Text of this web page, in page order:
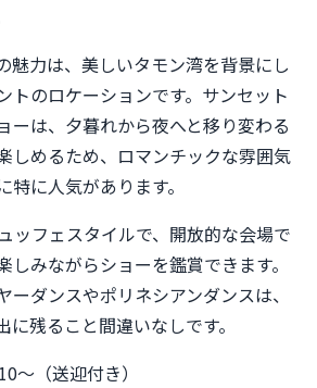
魅力は、美しいタモン湾を背景にし
トのロケーションです。サンセット
ーは、夕暮れから夜へと移り変わる
しめるため、ロマンチックな雰囲気
に人気があります。
ッフェスタイルで、開放的な会場で
しみながらショーを鑑賞できます。
ーダンスやポリネシアンダンスは、
に残ること間違いなしです。
〜（送迎付き）